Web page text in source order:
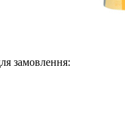
замовлення: